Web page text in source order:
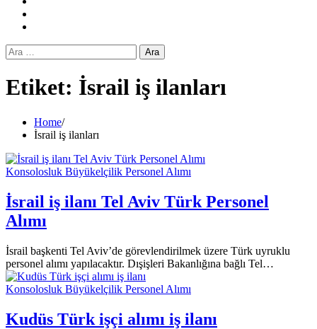
Arama:
Etiket: İsrail iş ilanları
Home
İsrail iş ilanları
Konsolosluk Büyükelçilik Personel Alımı
İsrail iş ilanı Tel Aviv Türk Personel
Alımı
İsrail başkenti Tel Aviv’de görevlendirilmek üzere Türk uyruklu
personel alımı yapılacaktır. Dışişleri Bakanlığına bağlı Tel…
Konsolosluk Büyükelçilik Personel Alımı
Kudüs Türk işçi alımı iş ilanı